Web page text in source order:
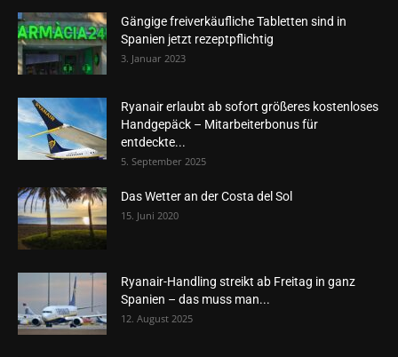
Gängige freiverkäufliche Tabletten sind in
Spanien jetzt rezeptpflichtig
3. Januar 2023
Ryanair erlaubt ab sofort größeres kostenloses
Handgepäck – Mitarbeiterbonus für
entdeckte...
5. September 2025
Das Wetter an der Costa del Sol
15. Juni 2020
Ryanair-Handling streikt ab Freitag in ganz
Spanien – das muss man...
12. August 2025